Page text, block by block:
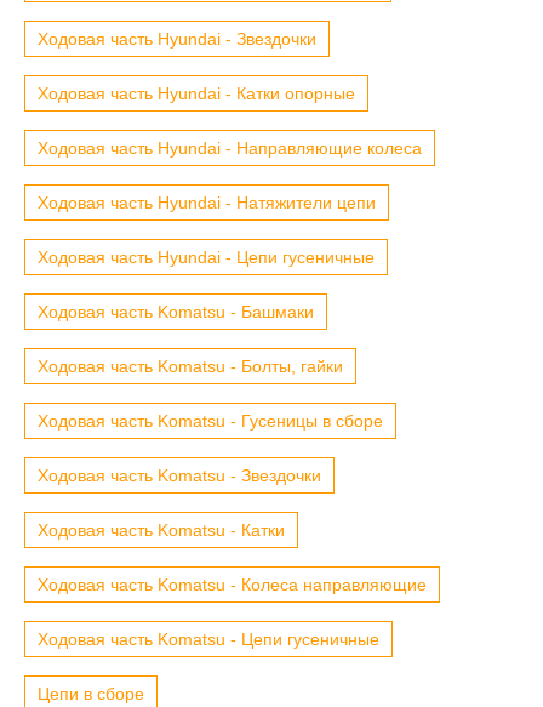
Ходовая часть Hyundai - Звездочки
Ходовая часть Hyundai - Катки опорные
Ходовая часть Hyundai - Направляющие колеса
Ходовая часть Hyundai - Натяжители цепи
Ходовая часть Hyundai - Цепи гусеничные
Ходовая часть Komatsu - Башмаки
Ходовая часть Komatsu - Болты, гайки
Ходовая часть Komatsu - Гусеницы в сборе
Ходовая часть Komatsu - Звездочки
Ходовая часть Komatsu - Катки
Ходовая часть Komatsu - Колеса направляющие
Ходовая часть Komatsu - Цепи гусеничные
Цепи в сборе